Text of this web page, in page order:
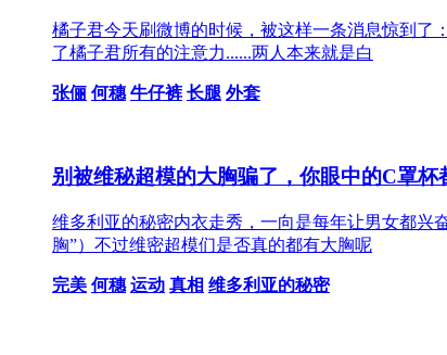
橘子君今天刷微博的时候，被这样一条消息惊到了
了橘子君所有的注意力......两人本来就是白
张俪 何穗 牛仔裤 长腿 外套
别被维秘超模的大胸骗了，你眼中的C罩杯
维多利亚的秘密内衣走秀，一向是每年让男女都
胸”）不过维密超模们是否真的都有大胸呢
完美 何穗 运动 真相 维多利亚的秘密